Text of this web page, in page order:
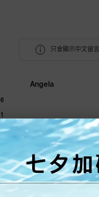
6
01 review with 3 stars
1 review with 2 stars
0 1 review with 1 star
只會顯示中文留言
Angela